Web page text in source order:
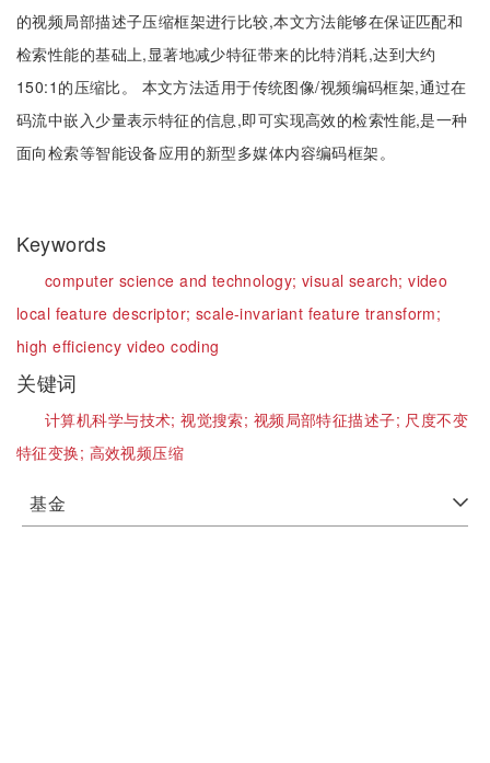
的视频局部描述子压缩框架进行比较,本文方法能够在保证匹配和
检索性能的基础上,显著地减少特征带来的比特消耗,达到大约
150:1的压缩比。 本文方法适用于传统图像/视频编码框架,通过在
码流中嵌入少量表示特征的信息,即可实现高效的检索性能,是一种
面向检索等智能设备应用的新型多媒体内容编码框架。
Keywords
computer science and technology; visual search;video
local feature descriptor; scale-invariant feature transform;
high efficiency video coding
关键词
计算机科学与技术;视觉搜索; 视频局部特征描述子; 尺度不变
特征变换; 高效视频压缩
基金